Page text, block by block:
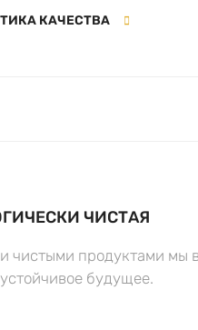
КАЧЕСТВА
ЧИСТАЯ
чистыми продуктами мы
будущее.